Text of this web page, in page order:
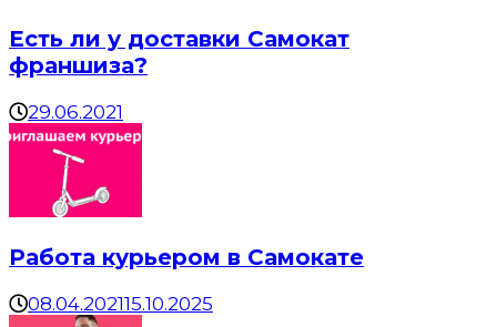
Есть ли у доставки Самокат
франшиза?
29.06.2021
Работа курьером в Самокате
08.04.202115.10.2025